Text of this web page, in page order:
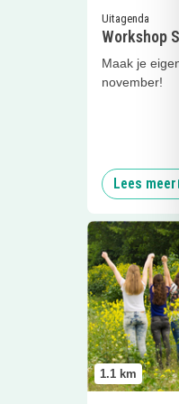
Uitagenda
Workshop
Maak je
november!
Lees meer
1.1 km
Lees meer